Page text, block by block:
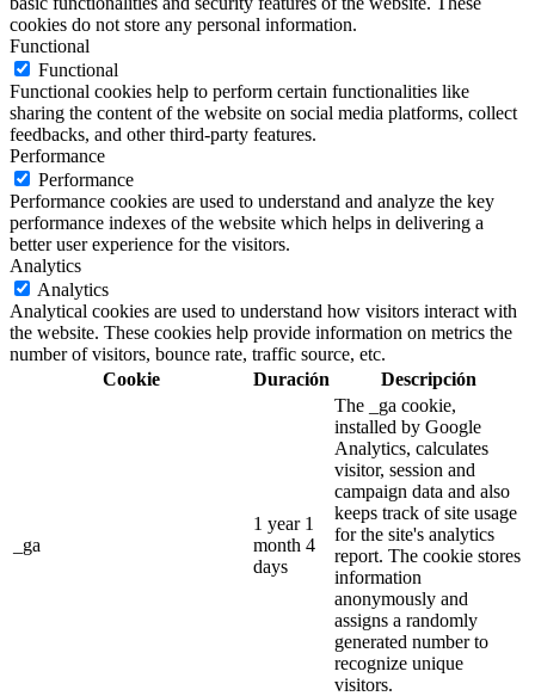
cookies do not store any personal information.
Functional
Functional
Functional cookies help to perform certain functionalities like
sharing the content of the website on social media platforms, collect
feedbacks, and other third-party features.
Performance
Performance
Performance cookies are used to understand and analyze the key
performance indexes of the website which helps in delivering a
better user experience for the visitors.
Analytics
Analytics
Analytical cookies are used to understand how visitors interact with
the website. These cookies help provide information on metrics the
number of visitors, bounce rate, traffic source, etc.
Cookie
Duración Descripción
_ga
1 year 1
month 4
days
The _ga cookie,
installed by Google
Analytics, calculates
visitor, session and
campaign data and also
keeps track of site usage
for the site's analytics
report. The cookie stores
information
anonymously and
assigns a randomly
generated number to
recognize unique
visitors.